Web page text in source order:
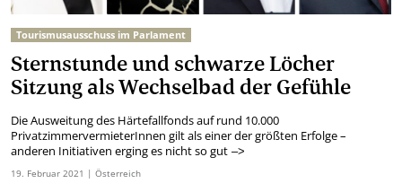
Tourismusausschuss im Parlament
Sternstunde und schwarze Löcher
Sitzung als Wechselbad der Gefühle
Die Ausweitung des Härtefallfonds auf rund 10.000
PrivatzimmervermieterInnen gilt als einer der größten Erfolge –
anderen Initiativen erging es nicht so gut–>
19. Februar2021 | Österreich